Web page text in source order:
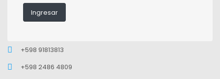
Ingresar
+598 91813813
+598 2486 4809